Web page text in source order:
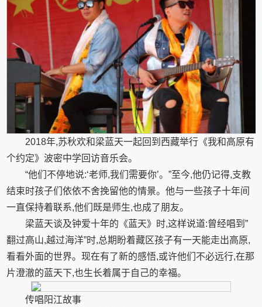
2018年,苏秋欢和梁蓝天一起回到西藏举行《我和高原有
个约定》波密中学回访音乐会。
“他们不停地说:‘老师,我们需要你’。”至今,他仍记得,支教
结束时孩子们依依不舍挽留他的情景。他与一些孩子十年间
一直保持着联系,他们既是师生,也成了朋友。
梁蓝天谈及钟爱十年的《蓝天》时,这样说道:曾经唱到”
翻过高山,越过海洋”时,总期盼着藏区孩子有一天能走出高原,
看看外面的世界。现在有了新的感悟,或许他们不必远行,在那
片澄澈的蓝天下,也生长着属于自己的幸福。
传唱阳江故事